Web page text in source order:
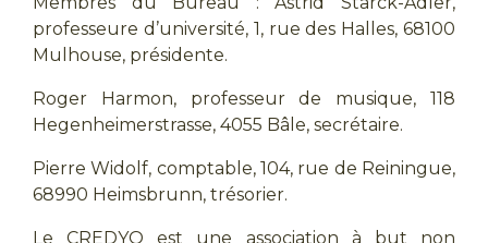
professeure d’université, 1, rue des Halles, 68100
Mulhouse, présidente.
Roger Harmon, professeur de musique, 118
Hegenheimerstrasse, 4055 Bâle, secrétaire.
Pierre Widolf, comptable, 104, rue de Reiningue,
68990 Heimsbrunn, trésorier.
Le CREDYO est une association à but non